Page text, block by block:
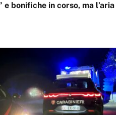
e bonifiche in corso, ma l’aria